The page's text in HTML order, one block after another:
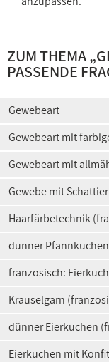
ZUM THEMA „
PASSENDE
Gewebeart
Gewebeart mit
Gewebeart mit
Gewebe mit
Haarfärbetechnik
dünner
französisch:
Kräuselgarn
dünner Eierkuchen
Eierkuchen mit